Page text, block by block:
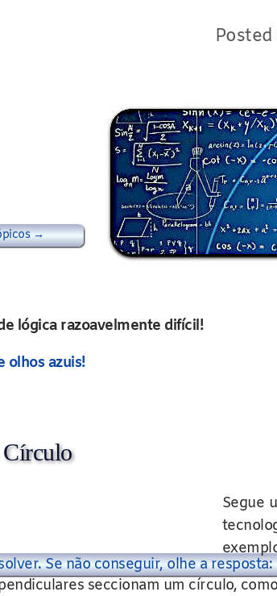
→
lógica razoavelmente difícil!
olhos azuis!
Segue
seccionam um círculo,
Se não conseguir, olhe a resposta: